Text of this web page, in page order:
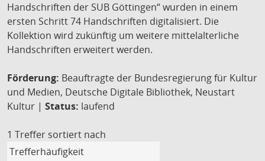
Handschriften der SUB Göttingen“ wurden in einem
ersten Schritt 74 Handschriften digitalisiert. Die
Kollektion wird zukünftig um weitere mittelalterliche
Handschriften erweitert werden.
Förderung: Beauftragte der Bundesregierung für Kultur
und Medien, Deutsche Digitale Bibliothek, Neustart
Kultur | Status: laufend
1 Treffer sortiert nach